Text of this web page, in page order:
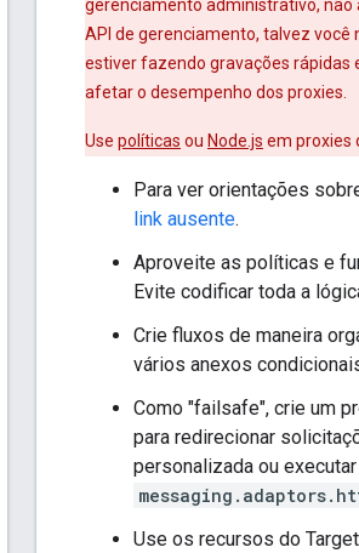
gerenciamento administrativo, não
API de gerenciamento, talvez
estiver fazendo gravações rápidas
afetar o desempenho dos proxies.
Use políticas ou Node.js em proxies
Para ver orientações
link ausente.
Aproveite as políticas e
Evite codificar toda a
Crie fluxos de maneira
vários anexos
Como "failsafe", crie um
para redirecionar
personalizada ou
Use os recursos do